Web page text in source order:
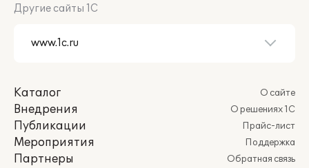
Другие сайты 1С
Каталог
Внедрения
Публикации
Мероприятия
Партнеры
О сайте
О решениях 1С
Прайс-лист
Поддержка
Обратная связь